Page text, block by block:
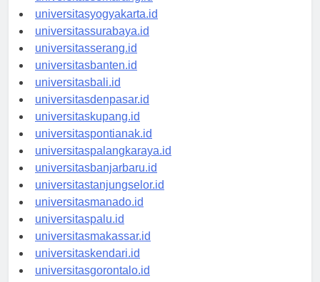
universitassemarang.id
universitasyogyakarta.id
universitassurabaya.id
universitasserang.id
universitasbanten.id
universitasbali.id
universitasdenpasar.id
universitaskupang.id
universitaspontianak.id
universitaspalangkaraya.id
universitasbanjarbaru.id
universitastanjungselor.id
universitasmanado.id
universitaspalu.id
universitasmakassar.id
universitaskendari.id